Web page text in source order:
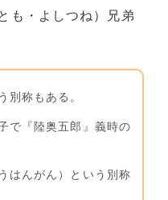
も・よしつね）兄弟
別称もある。
で『陸奥五郎』義時の
はんがん）という別称